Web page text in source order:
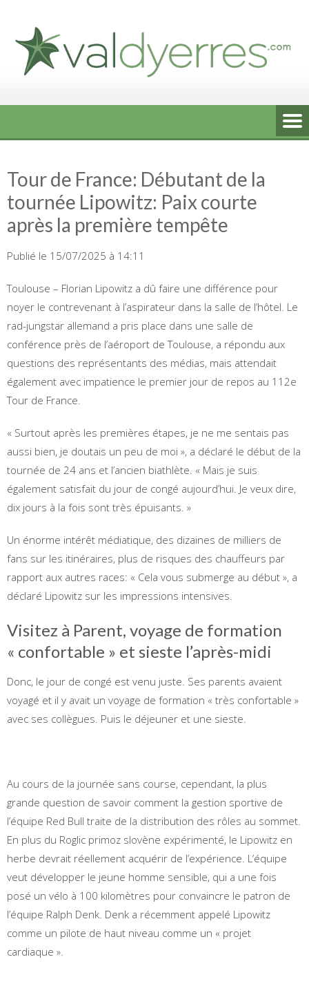
content
Tour de France: Débutant de la
tournée Lipowitz: Paix courte
après la première tempête
Publié le 15/07/2025 à 14:11
Toulouse – Florian Lipowitz a dû faire une différence pour
noyer le contrevenant à l’aspirateur dans la salle de l’hôtel. Le
rad-jungstar allemand a pris place dans une salle de
conférence près de l’aéroport de Toulouse, a répondu aux
questions des représentants des médias, mais attendait
également avec impatience le premier jour de repos au 112e
Tour de France.
« Surtout après les premières étapes, je ne me sentais pas
aussi bien, je doutais un peu de moi », a déclaré le début de la
tournée de 24 ans et l’ancien biathlète. « Mais je suis
également satisfait du jour de congé aujourd’hui. Je veux dire,
dix jours à la fois sont très épuisants. »
Un énorme intérêt médiatique, des dizaines de milliers de
fans sur les itinéraires, plus de risques des chauffeurs par
rapport aux autres races: « Cela vous submerge au début », a
déclaré Lipowitz sur les impressions intensives.
Visitez à Parent, voyage de formation
« confortable » et sieste l’après-midi
Donc, le jour de congé est venu juste. Ses parents avaient
voyagé et il y avait un voyage de formation « très confortable »
avec ses collègues. Puis le déjeuner et une sieste.
Au cours de la journée sans course, cependant, la plus
grande question de savoir comment la gestion sportive de
l’équipe Red Bull traite de la distribution des rôles au sommet.
En plus du Roglic primoz slovène expérimenté, le Lipowitz en
herbe devrait réellement acquérir de l’expérience. L’équipe
veut développer le jeune homme sensible, qui a une fois
posé un vélo à 100 kilomètres pour convaincre le patron de
l’équipe Ralph Denk. Denk a récemment appelé Lipowitz
comme un pilote de haut niveau comme un « projet
cardiaque ».